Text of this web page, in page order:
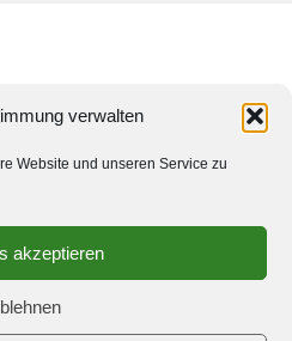
verwalten
Website und unseren Service zu
akzeptieren